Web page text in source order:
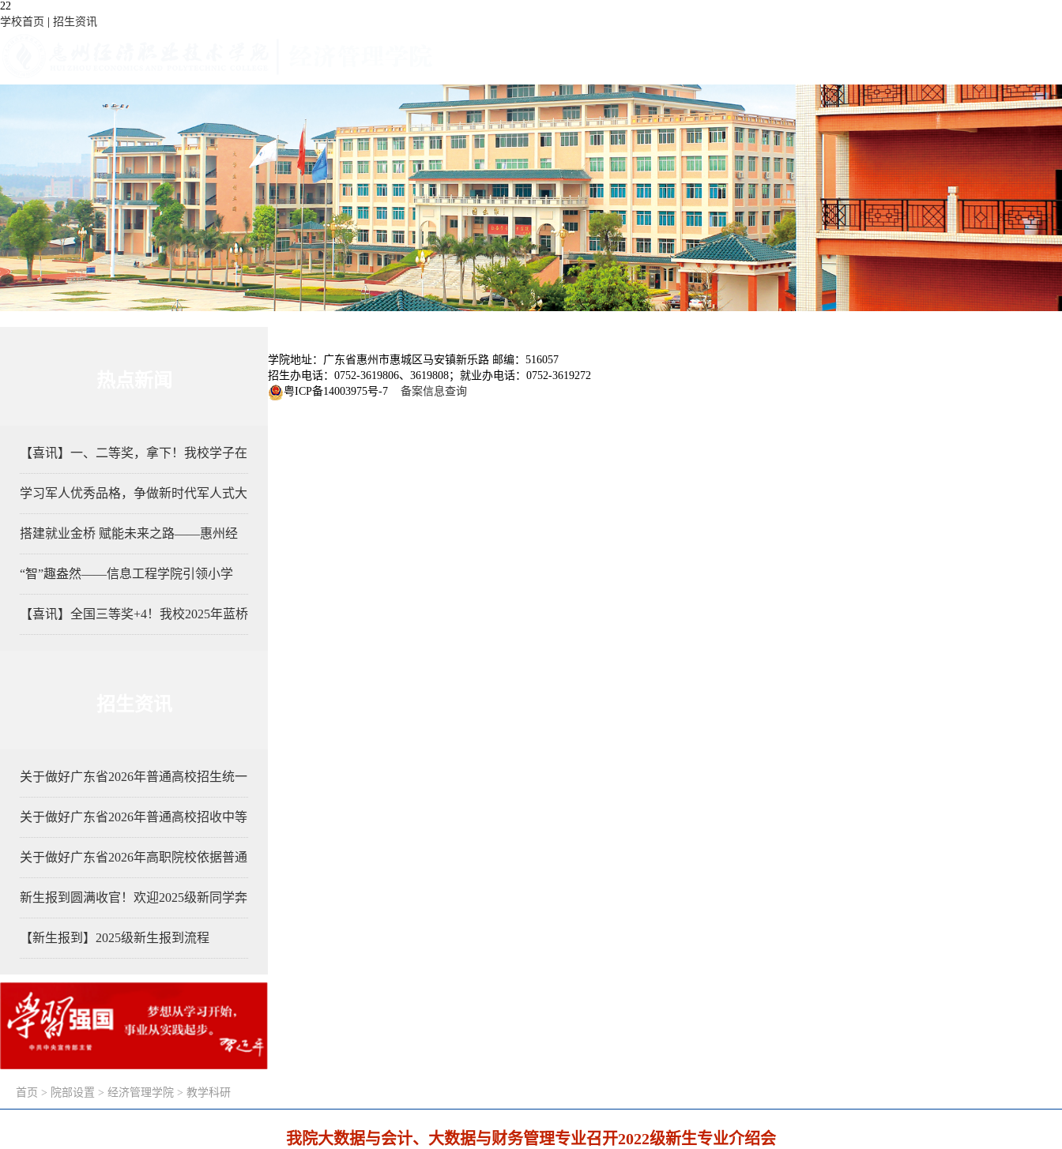
22
学校首页
招生资讯
学院概况
专业介绍
教师风采
学院简介
校企合作
【喜讯】一、二等奖，拿下！我校学子在
学习军人优秀品格，争做新时代军人式大
搭建就业金桥 赋能未来之路——惠州经
“智”趣盎然——信息工程学院引领小学
【喜讯】全国三等奖+4！我校2025年蓝桥
关于做好广东省2026年普通高校招生统一
关于做好广东省2026年普通高校招收中等
关于做好广东省2026年高职院校依据普通
新生报到圆满收官！欢迎2025级新同学奔
【新生报到】2025级新生报到流程
首页 > 院部设置 > 经济管理学院 > 教学科研
我院大数据与会计、大数据与财务管理专业召开2022级新生专业介绍会
学院地址：广东省惠州市惠城区马安镇新乐路 邮编：516057
招生办电话：0752-3619806、3619808；就业办电话：0752-3619272
粤ICP备14003975号-7
备案信息查询